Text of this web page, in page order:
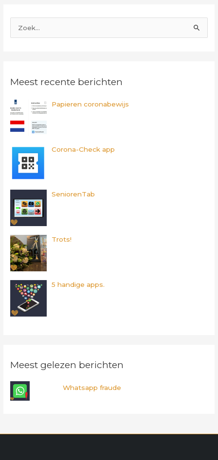
n
a
r
Meest recente berichten
Papieren coronabewijs
Corona-Check app
SeniorenTab
Trots!
5 handige apps.
Meest gelezen berichten
Whatsapp fraude